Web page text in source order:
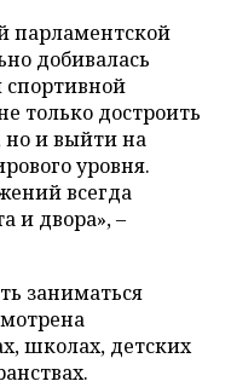
парламентской
добивалась
только достроить
но и выйти на
уровня.
всегда
и двора», –
заниматься
школах, детских